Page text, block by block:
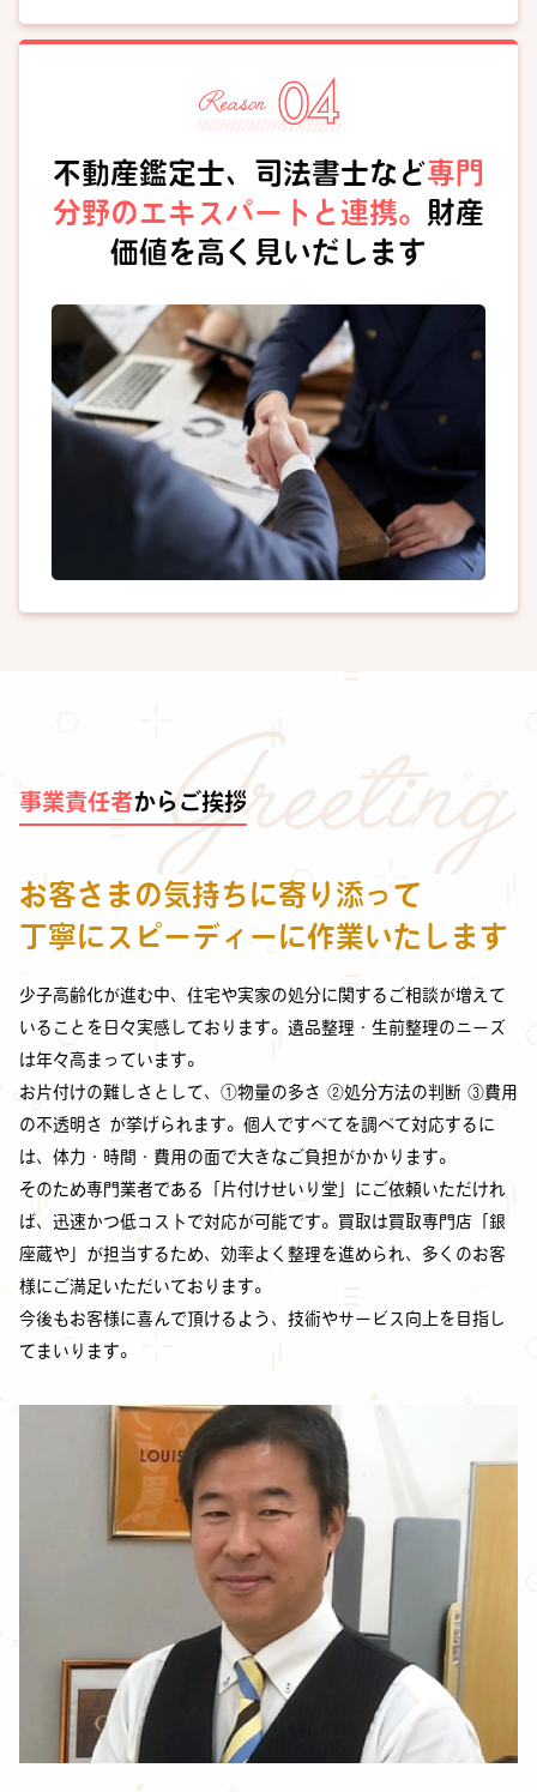
不動産鑑定士、司法書士など専門
分野のエキスパートと連携。 財産
価値を高く見いだします
事業責任者からご挨拶
お客さまの気持ちに寄り添って
丁寧にスピーディーに作業いたします
少子高齢化が進む中、住宅や実家の処分に関するご相談が増えて
いることを日々実感しております。遺品整理・生前整理のニーズ
は年々高まっています。
お片付けの難しさとして、①物量の多さ ②処分方法の判断 ③費用
の不透明さ が挙げられます。個人ですべてを調べて対応するに
は、体力・時間・費用の面で大きなご負担がかかります。
そのため専門業者である「片付けせいり堂」にご依頼いただけれ
ば、迅速かつ低コストで対応が可能です。買取は買取専門店「銀
座蔵や」が担当するため、効率よく整理を進められ、多くのお客
様にご満足いただいております。
今後もお客様に喜んで頂けるよう、技術やサービス向上を目指し
てまいります。